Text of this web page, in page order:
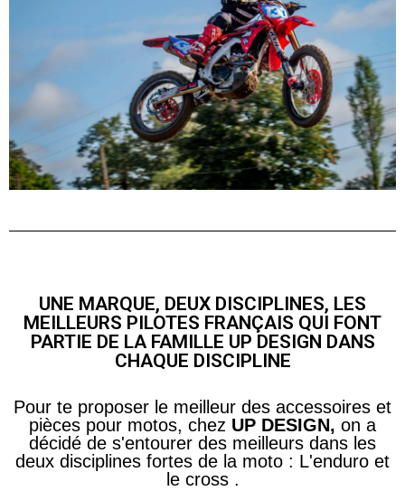
UNE MARQUE, DEUX DISCIPLINES, LES
MEILLEURS PILOTES FRANÇAIS QUI FONT
PARTIE DE LA FAMILLE UP DESIGN DANS
CHAQUE DISCIPLINE
Pour te proposer le meilleur des accessoires et
pièces pour motos, chez UP DESIGN, on a
décidé de s'entourer des meilleurs dans les
deux disciplines fortes de la moto : L'enduro et
le cross .